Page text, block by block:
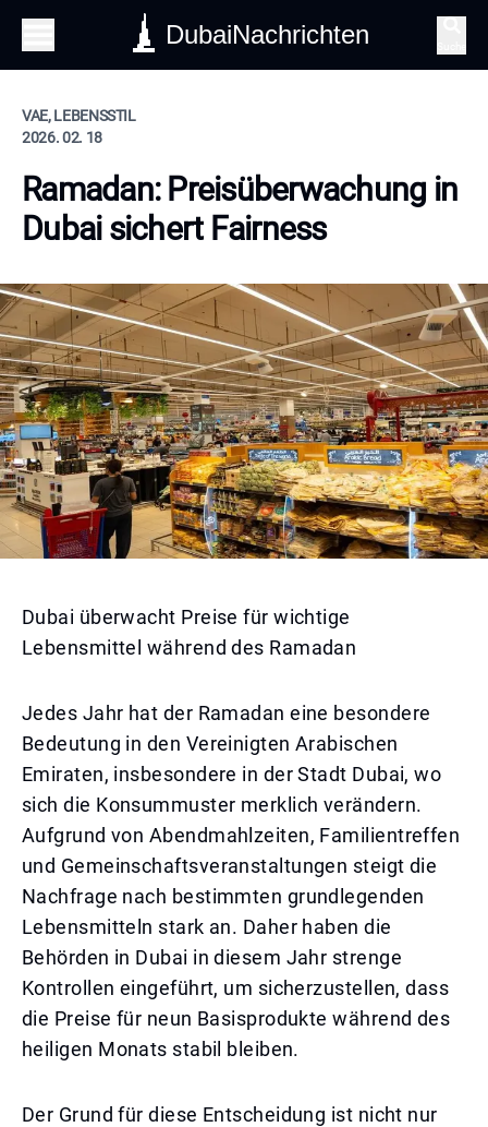
DubaiNachrichten
VAE, LEBENSSTIL
2026. 02. 18
Ramadan: Preisüberwachung in
Dubai sichert Fairness
Dubai überwacht Preise für wichtige
Lebensmittel während des Ramadan
Jedes Jahr hat der Ramadan eine besondere
Bedeutung in den Vereinigten Arabischen
Emiraten, insbesondere in der Stadt Dubai, wo
sich die Konsummuster merklich verändern.
Aufgrund von Abendmahlzeiten, Familientreffen
und Gemeinschaftsveranstaltungen steigt die
Nachfrage nach bestimmten grundlegenden
Lebensmitteln stark an. Daher haben die
Behörden in Dubai in diesem Jahr strenge
Kontrollen eingeführt, um sicherzustellen, dass
die Preise für neun Basisprodukte während des
heiligen Monats stabil bleiben.
Der Grund für diese Entscheidung ist nicht nur